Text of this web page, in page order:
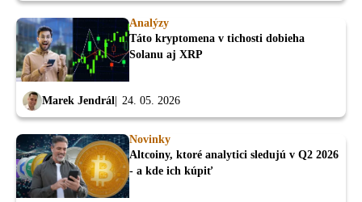
Analýzy
Táto kryptomena v tichosti dobieha
Solanu aj XRP
Marek Jendrál 24. 05. 2026
Novinky
Altcoiny, ktoré analytici sledujú v Q2 2026
- a kde ich kúpiť